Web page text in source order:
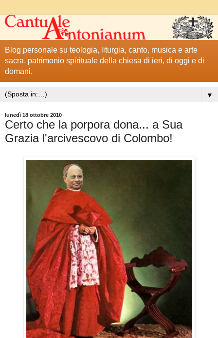
Blog personale su teologia, liturgia, canto, musica e arte
sacra, patrimonio spirituale della chiesa di ieri, di oggi e di
domani.
▼
lunedì 18 ottobre 2010
Certo che la porpora dona... a Sua
Grazia l'arcivescovo di Colombo!